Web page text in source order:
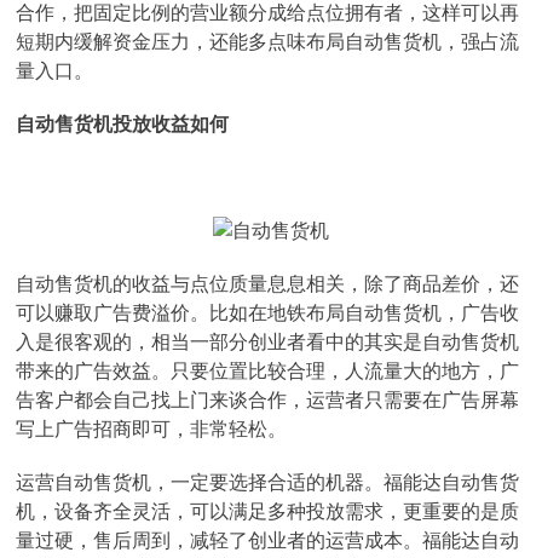
合作，把固定比例的营业额分成给点位拥有者，这样可以再
短期内缓解资金压力，还能多点味布局自动售货机，强占流
量入口。
自动售货机投放收益如何
自动售货机的收益与点位质量息息相关，除了商品差价，还
可以赚取广告费溢价。比如在地铁布局自动售货机，广告收
入是很客观的，相当一部分创业者看中的其实是自动售货机
带来的广告效益。只要位置比较合理，人流量大的地方，广
告客户都会自己找上门来谈合作，运营者只需要在广告屏幕
写上广告招商即可，非常轻松。
运营自动售货机，一定要选择合适的机器。福能达自动售货
机，设备齐全灵活，可以满足多种投放需求，更重要的是质
量过硬，售后周到，减轻了创业者的运营成本。福能达自动